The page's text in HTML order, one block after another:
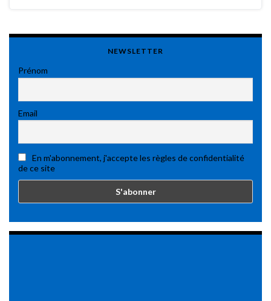
NEWSLETTER
Prénom
Email
En m'abonnement, j'accepte les règles de confidentialité
de ce site